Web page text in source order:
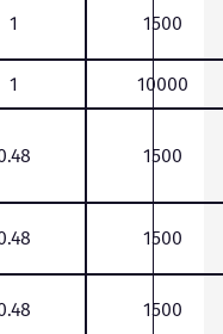
1 1500
1 10000
1500
1500
1500